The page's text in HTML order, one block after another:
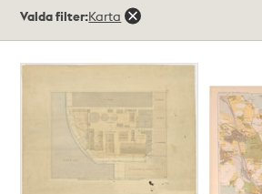
träffar
Valda filter:Karta